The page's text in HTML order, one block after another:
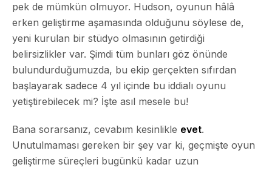
pek de mümkün olmuyor. Hudson, oyunun hâlâ
erken geliştirme aşamasında olduğunu söylese de,
yeni kurulan bir stüdyo olmasının getirdiği
belirsizlikler var. Şimdi tüm bunları göz önünde
bulundurduğumuzda, bu ekip gerçekten sıfırdan
başlayarak sadece 4 yıl içinde bu iddialı oyunu
yetiştirebilecek mi? İşte asıl mesele bu!
Bana sorarsanız, cevabım kesinlikle evet.
Unutulmaması gereken bir şey var ki, geçmişte oyun
geliştirme süreçleri bugünkü kadar uzun